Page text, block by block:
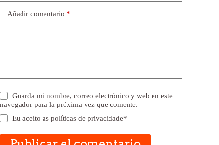
Añadir comentario *
Guarda mi nombre, correo electrónico y web en este
navegador para la próxima vez que comente.
Eu aceito aspolíticas de privacidade*